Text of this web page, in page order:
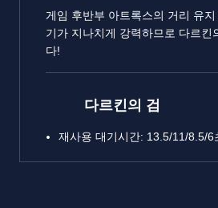
게임 후반부 아트록스의 거리 유
기가 지나치게 강력하므로 다르킨
다!
다르킨의 검
재사용 대기시간: 13.5/11/8.5/